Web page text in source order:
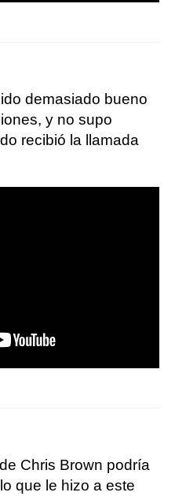
demasiado bueno
y no supo
recibió la llamada
Chris Brown podría
que le hizo a este